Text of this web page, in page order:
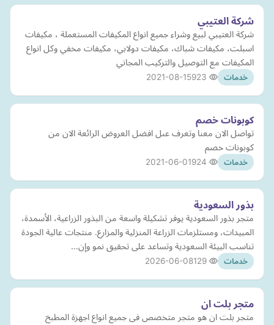
شركة العتيبي
شركة العتيبي لبيع وشراء جميع انواع المكيفات المستعملة ، مكيفات
اسبلت، مكيفات شباك، مكيفات دولابي، مكيفات مخفي وكل انواع
المكيفات مع التوصيل والتركيب المجاني
خدمات 2021-08-15
كوبونات خصم
تواصل الان معنا وتعرف عىل افضل العروض الرائعة الان من
كوبونات خصم
خدمات 2021-06-01
بذور السعودية
متجر بذور السعودية يوفر تشكيلة واسعة من البذور الزراعية، الأسمدة،
المبيدات، ومستلزمات الزراعة المنزلية والمزارع. منتجات عالية الجودة
تناسب البيئة السعودية وتساعد على تحقيق نمو وإن…
خدمات 2026-06-08
متجر بلت ان
متجر بلت ان هو متجر متخصص فى جميع انواع اجهزة المطبخ